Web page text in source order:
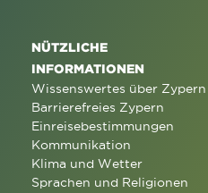
NÜTZLICHE
INFORMATIONEN
Wissenswertes über Zypern
Barrierefreies Zypern
Einreisebestimmungen
Kommunikation
Klima und Wetter
Sprachen und Religionen